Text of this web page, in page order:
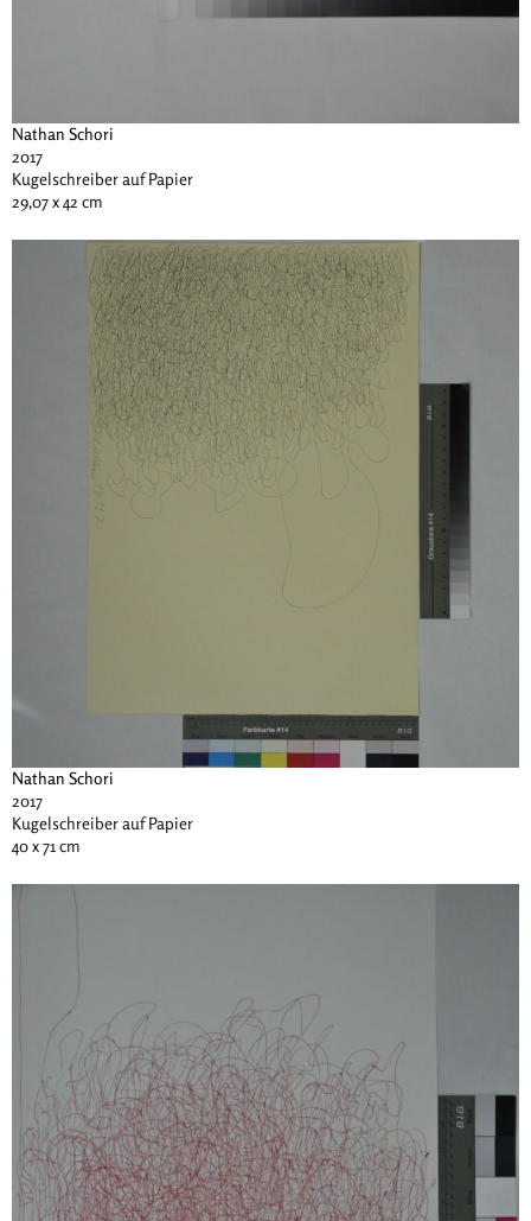
Nathan Schori
2017
Kugelschreiber auf Papier
29,07 x 42 cm
Nathan Schori
2017
Kugelschreiber auf Papier
40 x 71 cm